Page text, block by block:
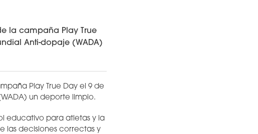
la campaña Play True
Anti-dopaje (WADA)
Play True Day el 9 de
un deporte limpio.
educativo para atletas y la
las decisiones correctas y